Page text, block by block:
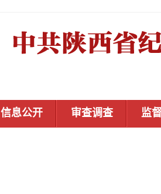
信息公开 审查调查 监